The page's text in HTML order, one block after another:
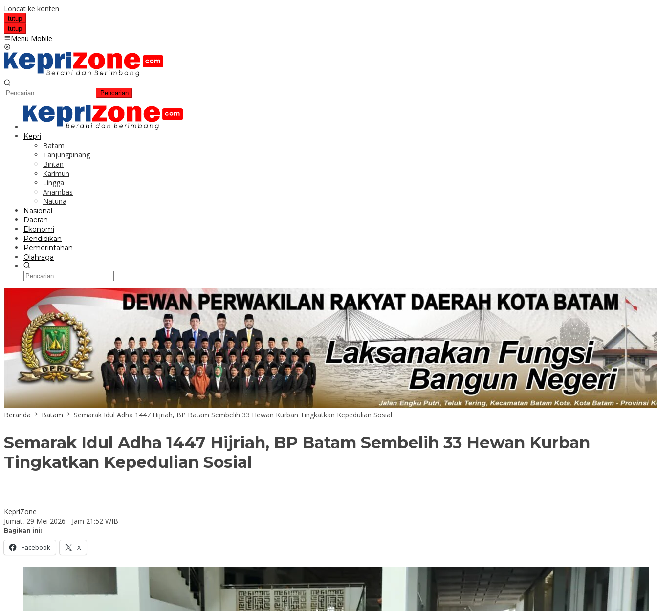
Loncat ke konten
tutup
tutup
Menu Mobile
Pencarian
Kepri
Batam
Tanjungpinang
Bintan
Karimun
Lingga
Anambas
Natuna
Nasional
Daerah
Ekonomi
Pendidikan
Pemerintahan
Olahraga
Beranda Batam Semarak Idul Adha 1447 Hijriah, BP Batam Sembelih 33 Hewan Kurban Tingkatkan Kepedulian Sosial
Semarak Idul Adha 1447 Hijriah, BP Batam Sembelih 33 Hewan Kurban
Tingkatkan Kepedulian Sosial
KepriZone
Jumat, 29 Mei 2026 - Jam 21:52 WIB
Bagikan ini:
Facebook X